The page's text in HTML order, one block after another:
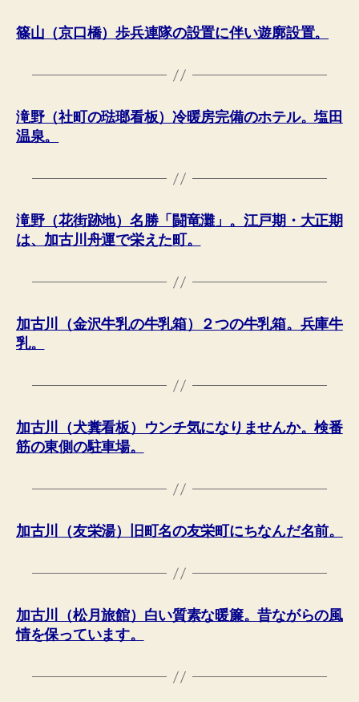
篠山（京口橋）歩兵連隊の設置に伴い遊廓設置。
滝野（社町の琺瑯看板）冷暖房完備のホテル。塩田
温泉。
滝野（花街跡地）名勝「闘竜灘」。江戸期・大正期
は、加古川舟運で栄えた町。
加古川（金沢牛乳の牛乳箱）２つの牛乳箱。兵庫牛
乳。
加古川（犬糞看板）ウンチ気になりませんか。検番
筋の東側の駐車場。
加古川（友栄湯）旧町名の友栄町にちなんだ名前。
加古川（松月旅館）白い質素な暖簾。昔ながらの風
情を保っています。